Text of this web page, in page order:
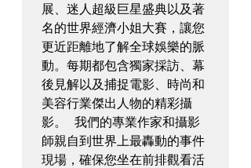
展、迷人超級巨星盛典以及著
名的世界經濟小姐大賽，讓您
更近距離地了解全球娛樂的脈
動。每期都包含獨家採訪、幕
後見解以及捕捉電影、時尚和
美容行業傑出人物的精彩攝
影。 我們的專業作家和攝影
師親自到世界上最轟動的事件
現場，確保您坐在前排觀看活